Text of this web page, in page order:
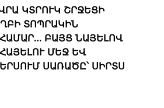
ԿՏՐՈՒԿ ՇՐՋԵՑԻ
ՏՈՊՐԱԿԻՆ
ԲԱՅՑ ՆԱՅԵԼՈՎ
ՄԵՋ ԵՎ
ՍԱՌԱԾԸ՝ ՍԻՐՏՍ